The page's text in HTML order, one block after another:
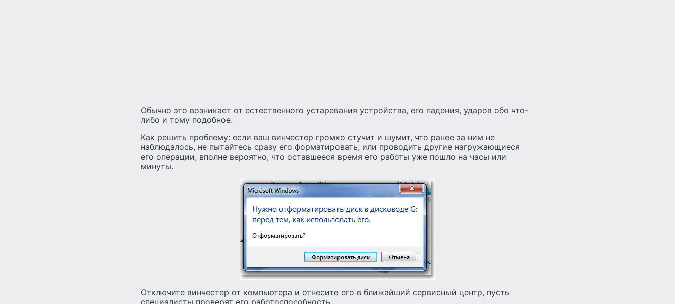
Обычно это возникает от естественного устаревания устройства, его падения, ударов обо что-
либо и тому подобное.
Как решить проблему: если ваш винчестер громко стучит и шумит, что ранее за ним не
наблюдалось, не пытайтесь сразу его форматировать, или проводить другие нагружающиеся
его операции, вполне вероятно, что оставшееся время его работы уже пошло на часы или
минуты.
Отключите винчестер от компьютера и отнесите его в ближайший сервисный центр, пусть